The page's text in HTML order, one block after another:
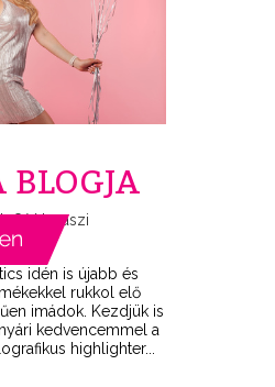
BLOGJA
idén is újabb és
rukkol elő
imádok. Kezdjük is
kedvencemmel a
highlighter...